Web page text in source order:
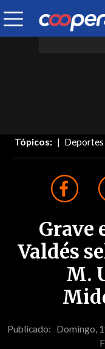
Tópicos: Deportes
Grave
Valdés
M.
Publicado: Domingo,